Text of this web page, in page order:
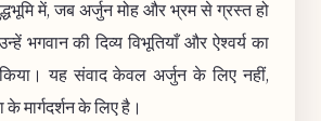
में, जब अर्जुन मोह और भ्रम से ग्रस्त हो
भगवान की दिव्य विभूतियाँ और ऐश्वर्य का
किया। यह संवाद केवल अर्जुन के लिए नहीं,
के मार्गदर्शन के लिए है।